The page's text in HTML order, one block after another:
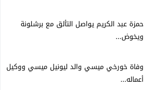
حمزة عبد الكريم يواصل التألق مع برشلونة
ويخوض...
وفاة خورخي ميسي والد ليونيل ميسي ووكيل
أعماله...